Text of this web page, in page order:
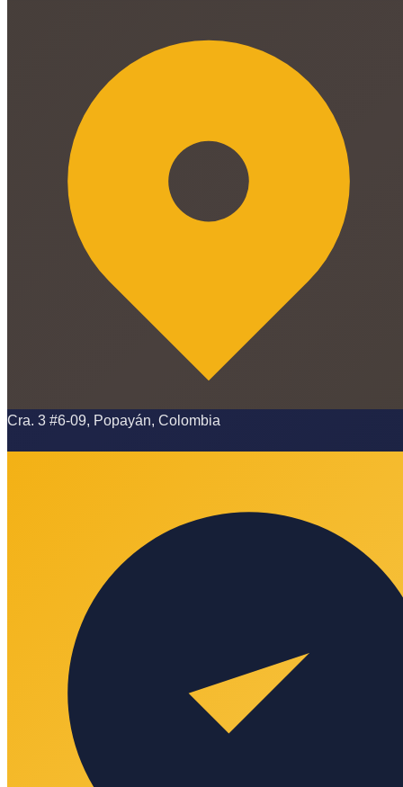
Cra. 3 #6-09, Popayán, Colombia